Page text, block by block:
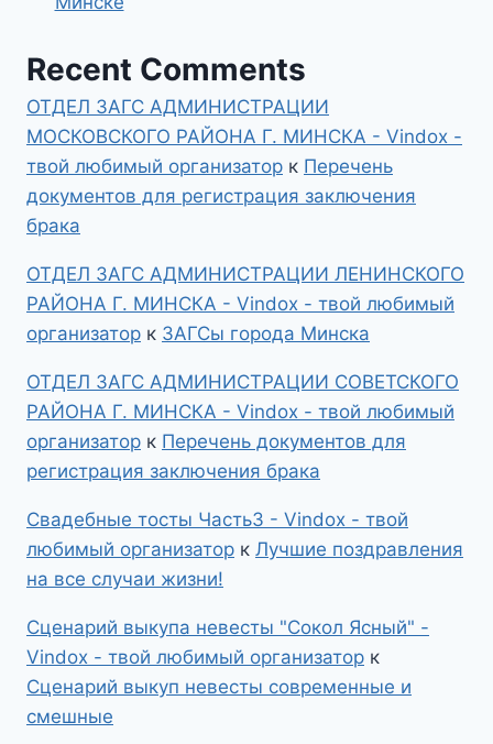
Recent Comments
ОТДЕЛ ЗАГС АДМИНИСТРАЦИИ
МОСКОВСКОГО РАЙОНА Г. МИНСКА - Vindox -
твой любимый организатор к Перечень
документов для регистрация заключения
брака
ОТДЕЛ ЗАГС АДМИНИСТРАЦИИ ЛЕНИНСКОГО
РАЙОНА Г. МИНСКА - Vindox - твой любимый
организатор к ЗАГСы города Минска
ОТДЕЛ ЗАГС АДМИНИСТРАЦИИ СОВЕТСКОГО
РАЙОНА Г. МИНСКА - Vindox - твой любимый
организатор к Перечень документов для
регистрация заключения брака
Свадебные тосты Часть3 - Vindox - твой
любимый организатор к Лучшие поздравления
на все случаи жизни!
Сценарий выкупа невесты "Сокол Ясный" -
Vindox - твой любимый организатор к
Сценарий выкуп невесты современные и
смешные